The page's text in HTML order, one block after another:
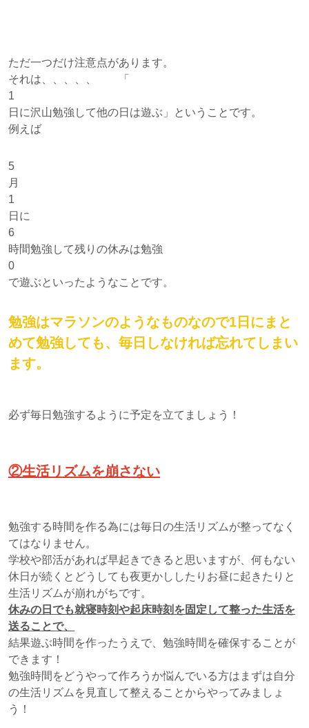
ただ一つだけ注意点があります。
それは、、、、、 「
1
日に沢山勉強して他の日は遊ぶ」ということです。
例えば
5
月
1
日に
6
時間勉強して残りの休みは勉強
0
で遊ぶといったようなことです。
勉強はマラソンのようなものなので1日にまと
めて勉強しても、毎日しなければ忘れてしまい
ます。
必ず毎日勉強するように予定を立てましょう！
②生活リズムを崩さない
勉強する時間を作る為には毎日の生活リズムが整ってなく
てはなりません。
学校や部活があれば早起きできると思いますが、何もない
休日が続くとどうしても夜更かししたりお昼に起きたりと
生活リズムが崩れがちです。
休みの日でも就寝時刻や起床時刻を固定して整った生活を
送ることで、
結果遊ぶ時間を作ったうえで、勉強時間を確保することが
できます！
勉強時間をどうやって作ろうか悩んでいる方はまずは自分
の生活リズムを見直して整えることからやってみましょ
う！